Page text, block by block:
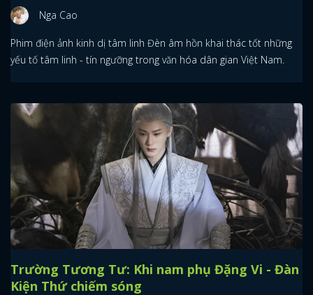
Nga Cao
Phim điện ảnh kinh dị tâm linh Đèn âm hồn khai thác tốt những
yếu tố tâm linh - tín ngưỡng trong văn hóa dân gian Việt Nam.
Trường Tương Tư: Khi nam phụ Đặng Vi - Đàn
Kiện Thứ chiếm sóng